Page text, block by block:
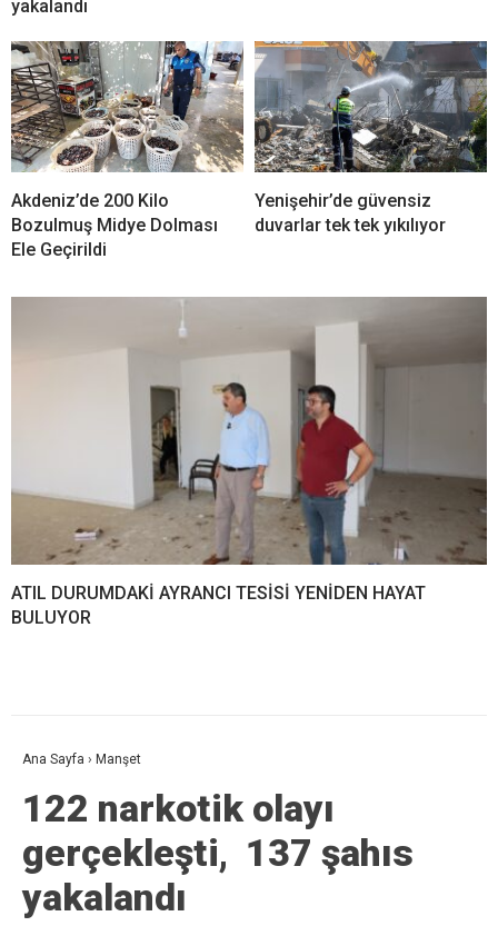
yakalandı
Akdeniz’de 200 Kilo
Bozulmuş Midye Dolması
Ele Geçirildi
Yenişehir’de güvensiz
duvarlar tek tek yıkılıyor
ATIL DURUMDAKİ AYRANCI TESİSİ YENİDEN HAYAT
BULUYOR
Ana Sayfa › Manşet
122 narkotik olayı
gerçekleşti, 137 şahıs
yakalandı